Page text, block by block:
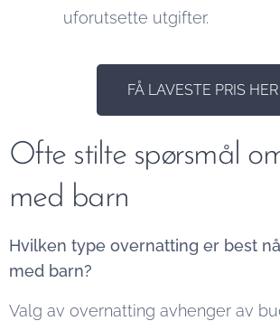
uforutsette utgifter.
FÅ LAVESTE PRIS HER
Ofte stilte spørsmål
med barn
Hvilken type overnatting er best
med barn?
Valg av overnatting avhenger av